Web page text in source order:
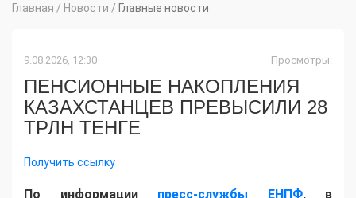
Главная / Новости / Главные новости
9.08.2026, 12:30 Просмотры:
ПЕНСИОННЫЕ НАКОПЛЕНИЯ
КАЗАХСТАНЦЕВ ПРЕВЫСИЛИ 28
ТРЛН ТЕНГЕ
Получить ссылку
По информации пресс-службы ЕНПФ, в